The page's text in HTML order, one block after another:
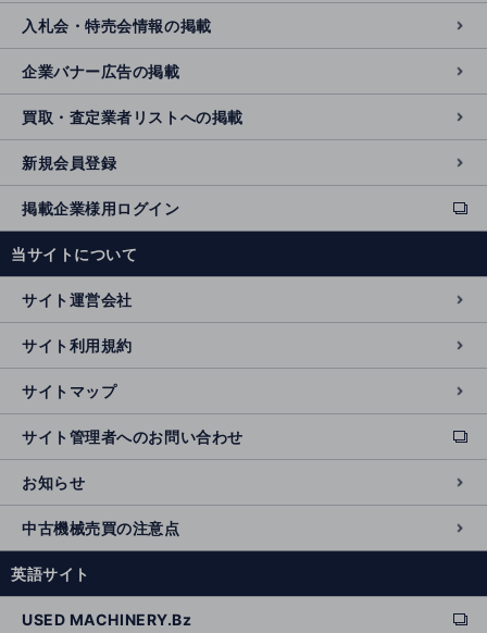
入札会・特売会情報の掲載
企業バナー広告の掲載
買取・査定業者リストへの掲載
新規会員登録
掲載企業様用ログイン
ext
e
n
al
si
t
e
当サイトについて
サイト運営会社
サイト利用規約
サイトマップ
サイト管理者へのお問い合わせ
ext
e
r
n
al
si
e
お知らせ
中古機械売買の注意点
英語サイト
USED MACHINERY.Bz ext